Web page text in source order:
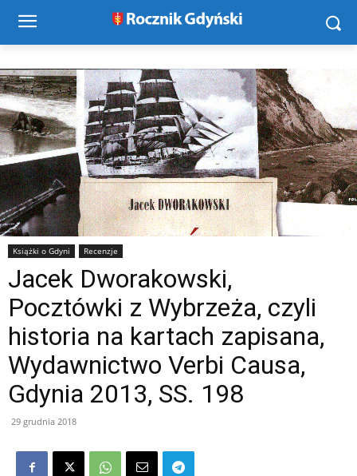
Książki o Gdyni Recenzje
Jacek Dworakowski,
Pocztówki z Wybrzeża, czyli
historia na kartach zapisana,
Wydawnictwo Verbi Causa,
Gdynia 2013, SS. 198
29 grudnia 2018